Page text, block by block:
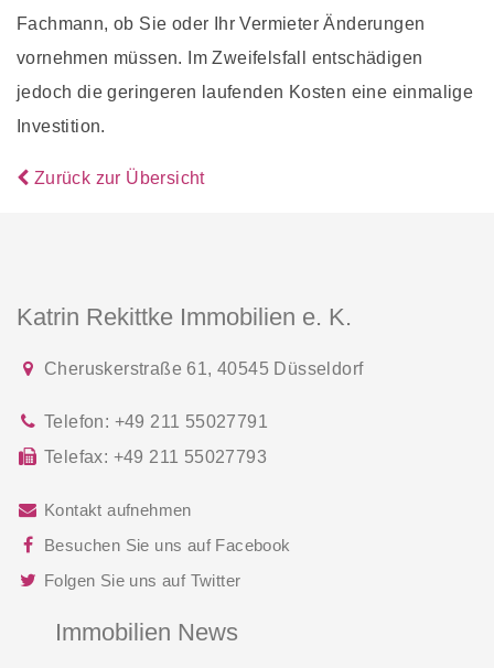
Fachmann, ob Sie oder Ihr Vermieter Änderungen
vornehmen müssen. Im Zweifelsfall entschädigen
jedoch die geringeren laufenden Kosten eine einmalige
Investition.
Zurück zur Übersicht
Katrin Rekittke Immobilien e. K.
Cheruskerstraße 61, 40545 Düsseldorf
Telefon: +49 211 55027791
Telefax: +49 211 55027793
Kontakt aufnehmen
Besuchen Sie uns auf Facebook
Folgen Sie uns auf Twitter
Immobilien News